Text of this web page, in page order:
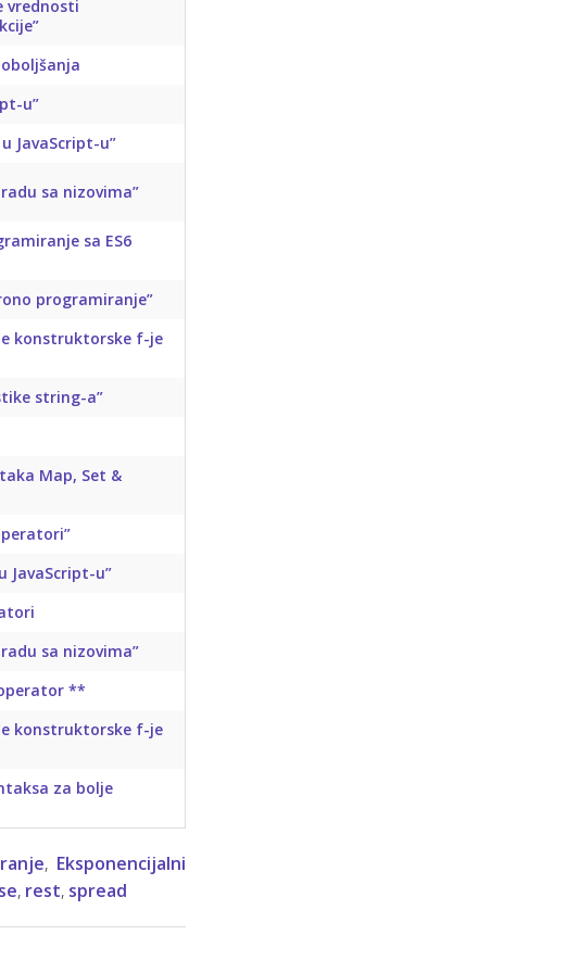
vrednosti
u”
JavaScript-u”
sa nizovima”
sa ES6
programiranje”
konstruktorske f-je
string-a”
Map, Set &
JavaScript-u”
sa nizovima”
**
konstruktorske f-je
za bolje
, Eksponencijalni
, rest, spread